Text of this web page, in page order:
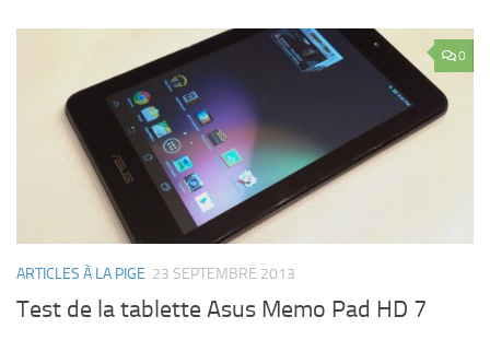
0
ARTICLES À LA PIGE 23 SEPTEMBRE 2013
Test de la tablette Asus Memo Pad HD 7